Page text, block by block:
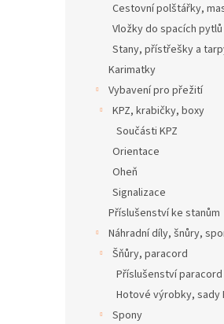
Cestovní polštářky,
Vložky do spacích pytlů
Stany, přístřešky a
Karimatky
Vybavení pro přežití
KPZ, krabičky, boxy
Součásti KPZ
Orientace
Oheň
Signalizace
Příslušenství ke stanům
Náhradní díly, šnůry,
Šňůry, paracord
Příslušenství paracord
Hotové výrobky, sady
Spony